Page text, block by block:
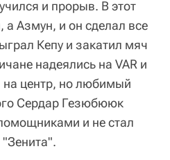
и прорыв. В этот
а Азмун, и он сделал все
Кепу и закатил мяч
надеялись на VAR и
на центр, но любимый
Сердар Гезюбююк
и не стал
"Зенита".